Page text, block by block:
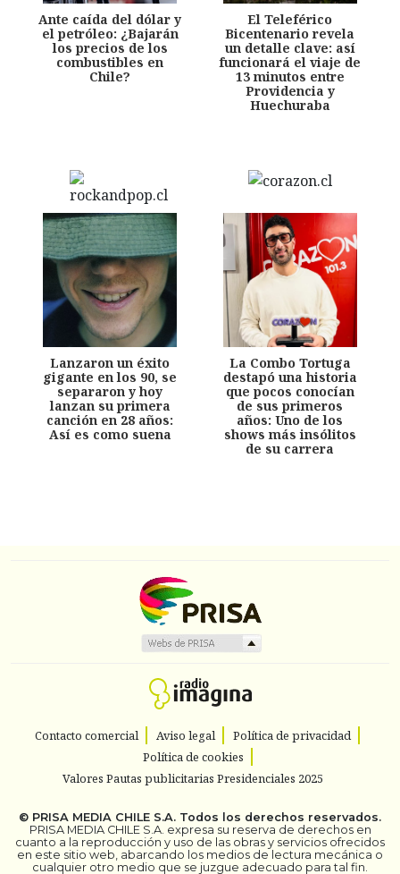
Ante caída del dólar y
el petróleo: ¿Bajarán
los precios de los
combustibles en
Chile?
El Teleférico
Bicentenario revela
un detalle clave: así
funcionará el viaje de
13 minutos entre
Providencia y
Huechuraba
Lanzaron un éxito
gigante en los 90, se
separaron y hoy
lanzan su primera
canción en 28 años:
Así es como suena
La Combo Tortuga
destapó una historia
que pocos conocían
de sus primeros
años: Uno de los
shows más insólitos
de su carrera
Contacto comercial Aviso legal
Política de privacidad
Política de cookies
Valores Pautas publicitarias Presidenciales 2025
© PRISA MEDIA CHILE S.A. Todos los derechos reservados.
PRISA MEDIA CHILE S.A. expresa su reserva de derechos en
cuanto a la reproducción y uso de las obras y servicios ofrecidos
en este sitio web, abarcando los medios de lectura mecánica o
cualquier otro medio que se juzgue adecuado para tal fin.